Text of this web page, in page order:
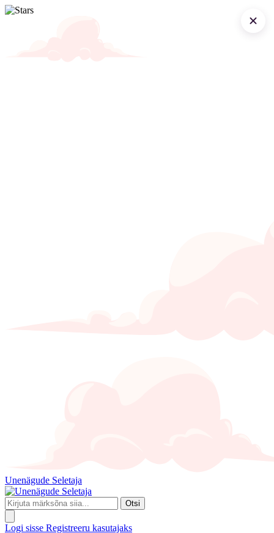
Unenägude Seletaja
Otsi
Logi sisse Registreeru kasutajaks